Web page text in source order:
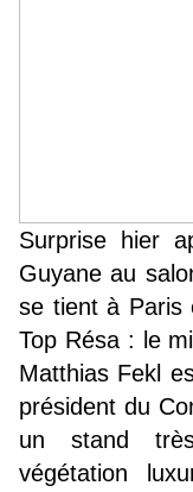
Surprise hier
Guyane au
se tient à Paris
Top Résa : le
Matthias Fekl
président du
un stand
végétation